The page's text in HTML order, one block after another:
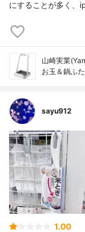
にすることが多く、
山崎実業
お玉＆鍋ふ
sayu912
1.00